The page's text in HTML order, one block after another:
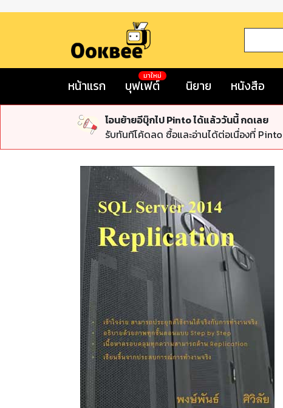
หน้าแรก บุฟเฟต์
มาใหม่
นิยาย หนังสือ
โอนย้ายอีบุ๊กไป Pinto ได้แล้ววันนี้ กดเลย
รับทันทีโค้ดลด ซื้อและอ่านได้ต่อเนื่องที่ Pinto